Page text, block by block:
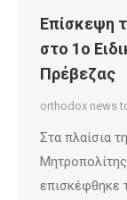
Επίσκεψη
στο 1ο
Πρέβεζας
orthodox news
Στα πλαίσια
επισκέφθηκε